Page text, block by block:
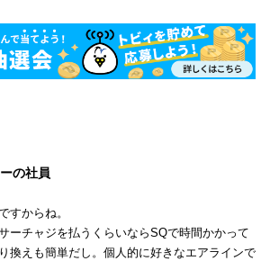
の社員
すからね。
ーチャジを払うくらいならSQで時間かかって
換えも簡単だし。個人的に好きなエアラインで